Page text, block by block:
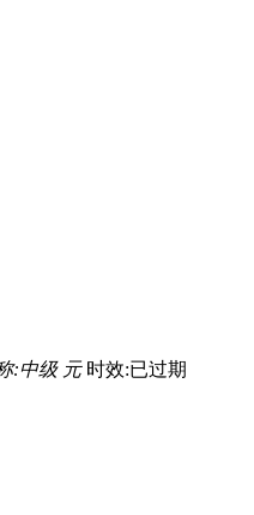
:中级 元时效:已过期